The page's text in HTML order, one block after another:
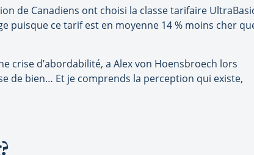
de Canadiens ont choisi la classe tarifaire
puisque ce tarif est en moyenne 14 % moins cher
crise d’abordabilité, a Alex von Hoensbroech lors
de bien… Et je comprends la perception qui existe,